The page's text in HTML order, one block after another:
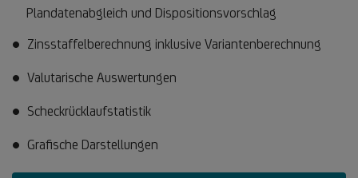
Plandatenabgleich und Dispositionsvorschlag
Zinsstaffelberechnung inklusive Variantenberechnung
Valutarische Auswertungen
Scheckrücklaufstatistik
Grafische Darstellungen